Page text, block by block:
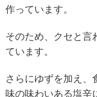
作っています。
そのため、クセと言
ています。
さらにゆずを加え、
味の味わいある塩辛